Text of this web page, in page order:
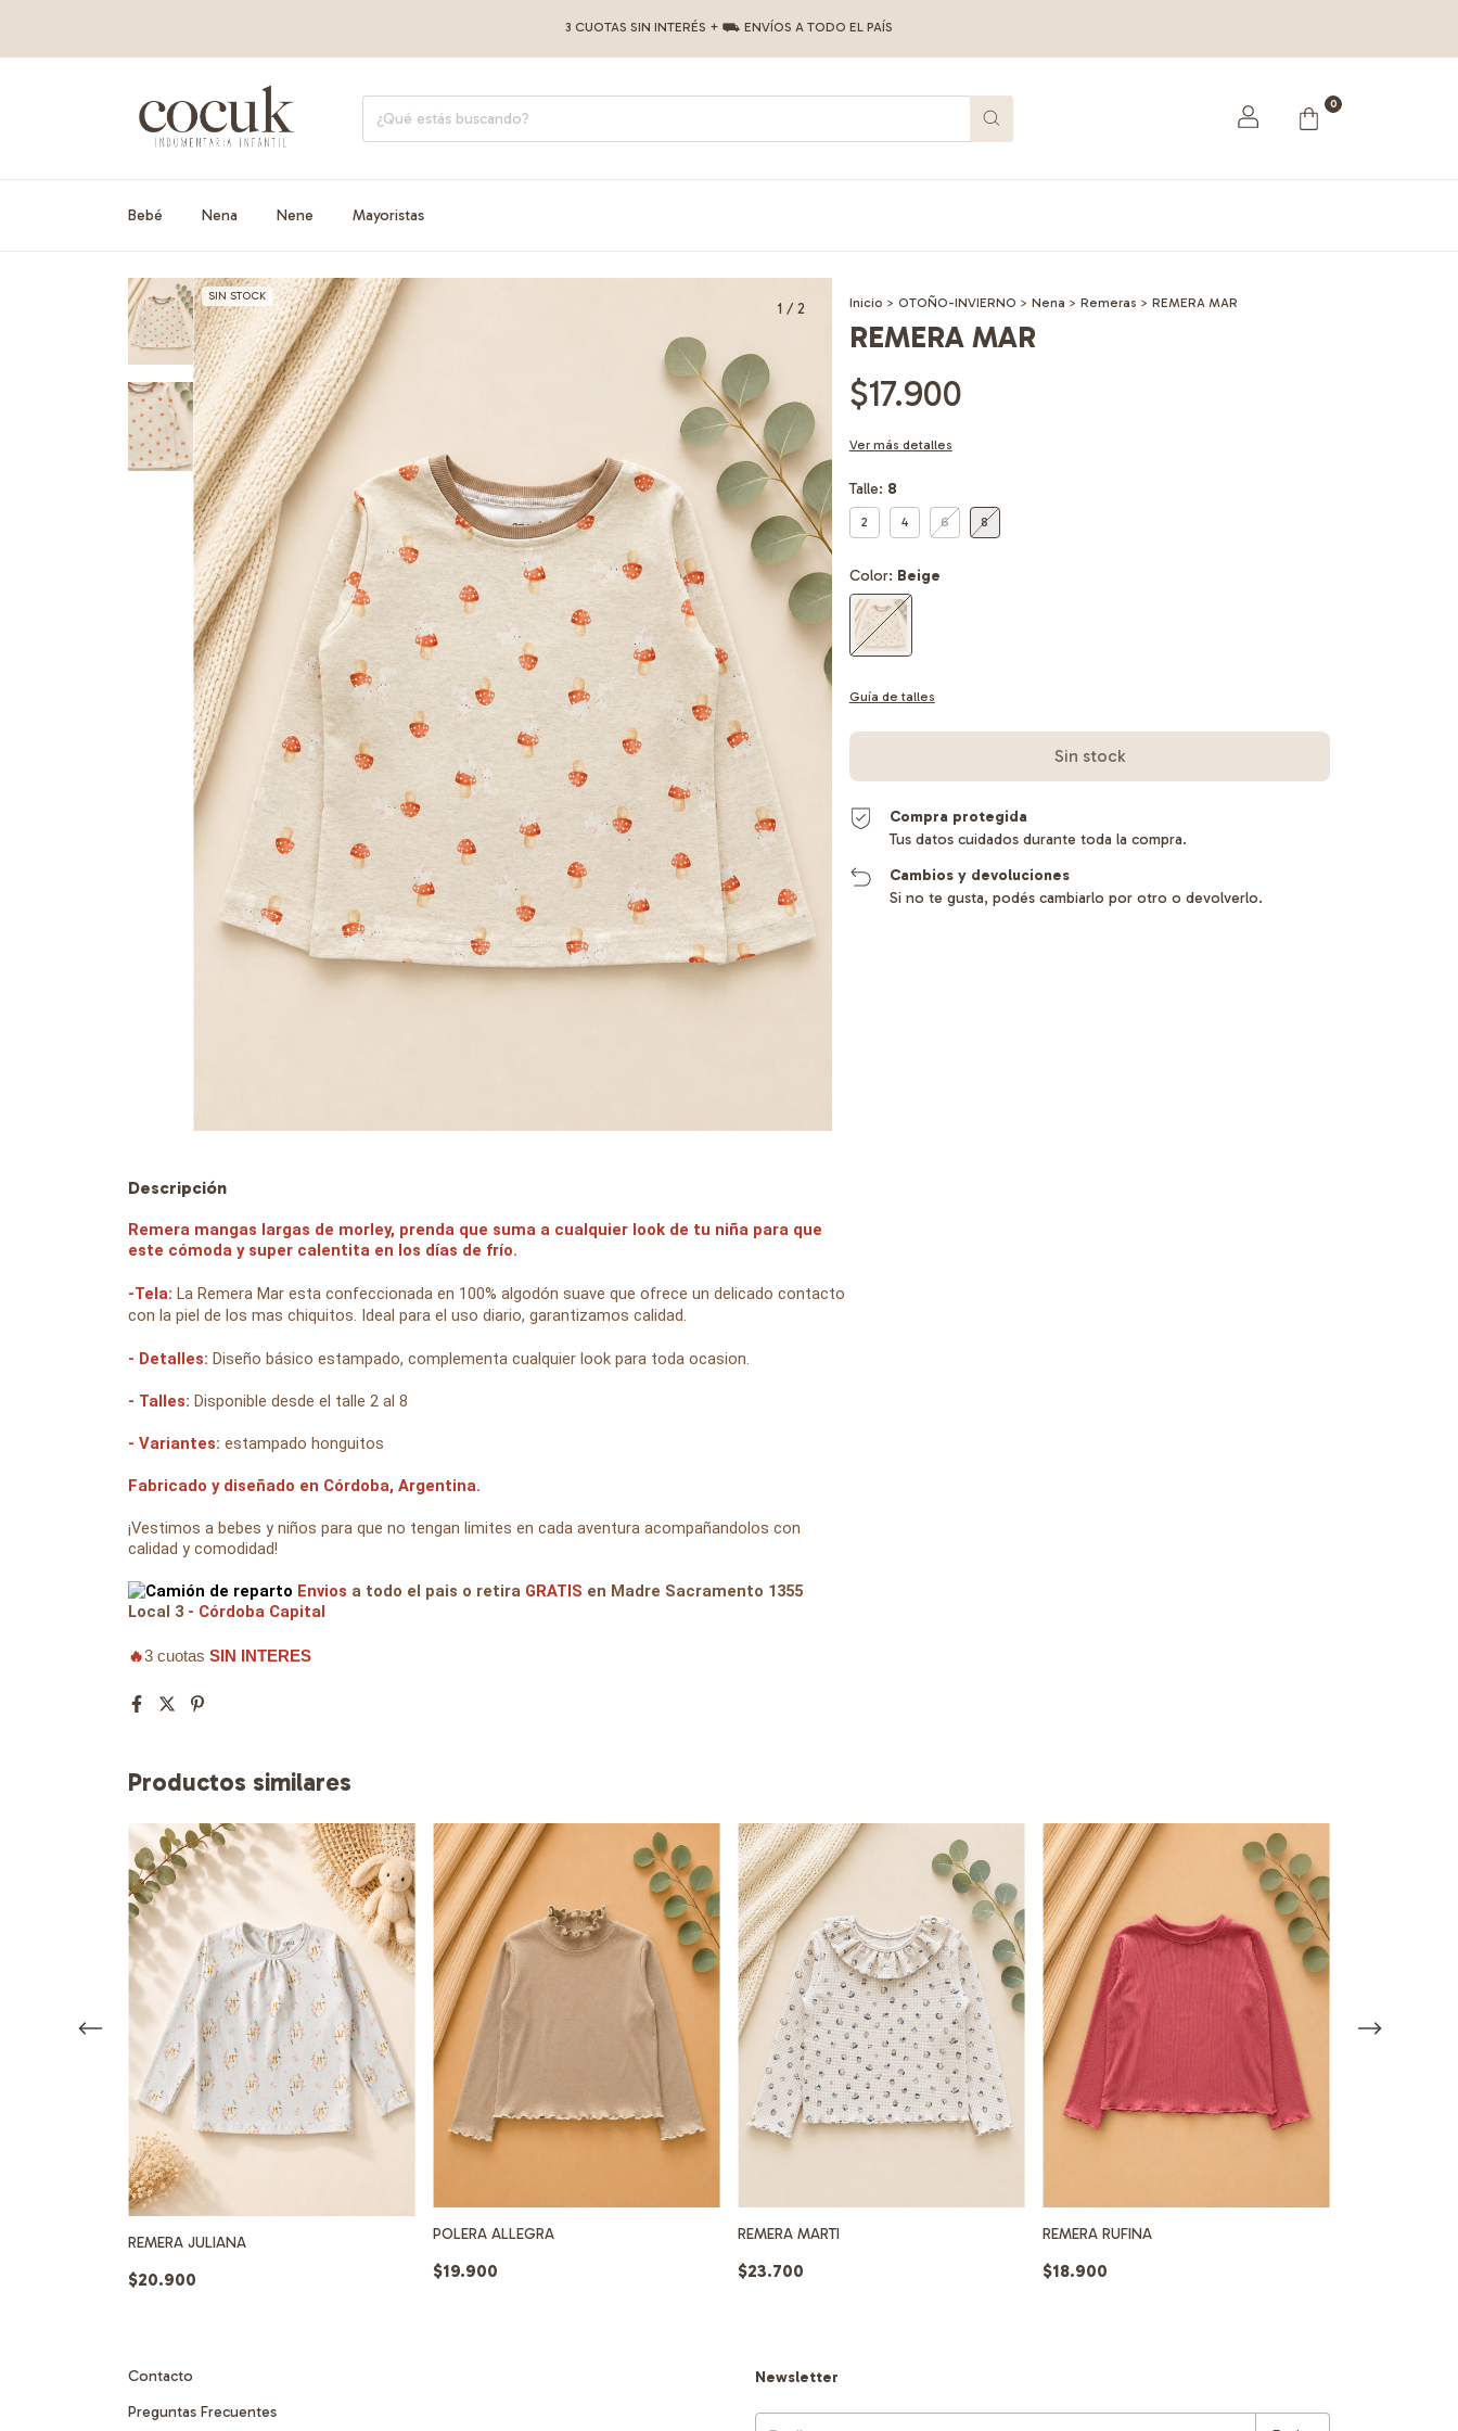
3 CUOTAS SIN INTERÉS + ⛟ ENVÍOS A TODO EL PAÍS
0
Bebé Nena Nene Mayoristas
SIN STOCK
1 / 2 Inicio > OTOÑO-INVIERNO > Nena > Remeras > REMERA MAR
REMERA MAR
$17.900
Ver más detalles
Talle: 8
2 4 6 8
Color: Beige
Guía de talles
Compra protegida
Tus datos cuidados durante toda la compra.
Cambios y devoluciones
Si no te gusta, podés cambiarlo por otro o devolverlo.
Descripción
Remera mangas largas de morley, prenda que suma a cualquier look de tu niña para que
este cómoda y super calentita en los días de frío.
-Tela: La Remera Mar esta confeccionada en 100% algodón suave que ofrece un delicado contacto
con la piel de los mas chiquitos. Ideal para el uso diario, garantizamos calidad.
- Detalles: Diseño básico estampado, complementa cualquier look para toda ocasion.
- Talles: Disponible desde el talle 2 al 8
- Variantes: estampado honguitos
Fabricado y diseñado en Córdoba, Argentina.
¡Vestimos a bebes y niños para que no tengan limites en cada aventura acompañandolos con
calidad y comodidad!
Envios a todo el pais o retira GRATIS en Madre Sacramento 1355
Local 3 - Córdoba Capital
🔥3 cuotas SIN INTERES
Productos similares
REMERA JULIANA
$20.900
POLERA ALLEGRA
$19.900
REMERA MARTI
$23.700
REMERA RUFINA
$18.900
Contacto
Preguntas Frecuentes
Newsletter